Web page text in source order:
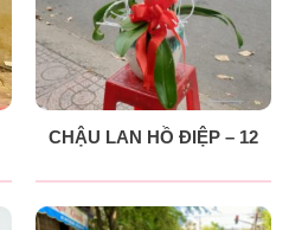
CHẬU LAN HỒ ĐIỆP – 12